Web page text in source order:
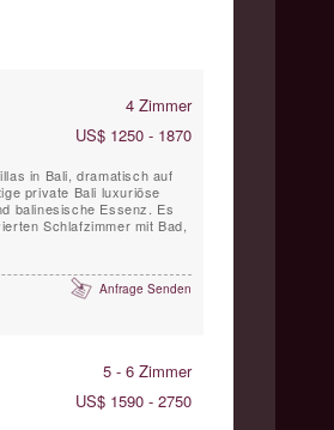
4 Zimmer
US$ 1250 - 1870
in Bali, dramatisch auf
private Bali luxuriöse
balinesische Essenz. Es
Schlafzimmer mit Bad,
Anfrage Senden
5 - 6 Zimmer
US$ 1590 - 2750